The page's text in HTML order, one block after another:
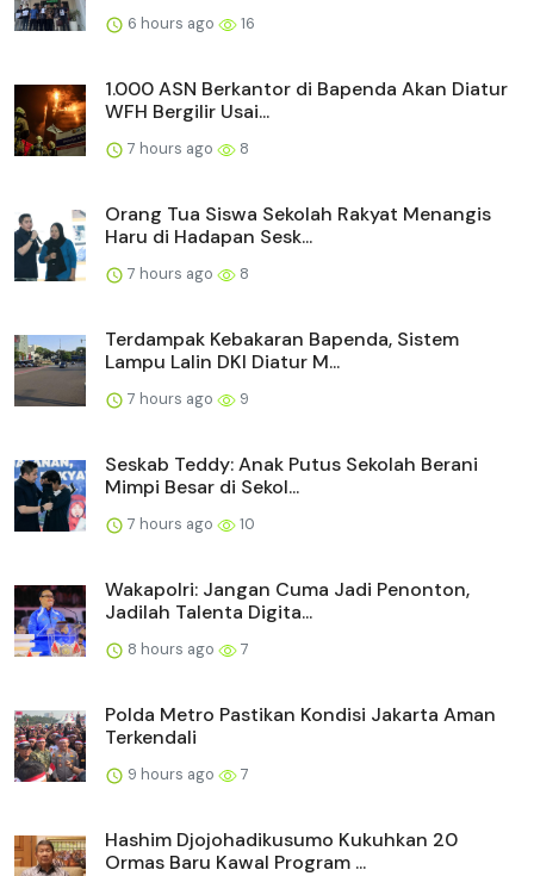
6 hours ago 16
1.000 ASN Berkantor di Bapenda Akan Diatur
WFH Bergilir Usai...
7 hours ago 8
Orang Tua Siswa Sekolah Rakyat Menangis
Haru di Hadapan Sesk...
7 hours ago 8
Terdampak Kebakaran Bapenda, Sistem
Lampu Lalin DKI Diatur M...
7 hours ago 9
Seskab Teddy: Anak Putus Sekolah Berani
Mimpi Besar di Sekol...
7 hours ago 10
Wakapolri: Jangan Cuma Jadi Penonton,
Jadilah Talenta Digita...
8 hours ago 7
Polda Metro Pastikan Kondisi Jakarta Aman
Terkendali
9 hours ago 7
Hashim Djojohadikusumo Kukuhkan 20
Ormas Baru Kawal Program ...